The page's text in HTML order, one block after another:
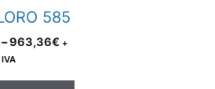
585
–963,36€ Price
+
IVA